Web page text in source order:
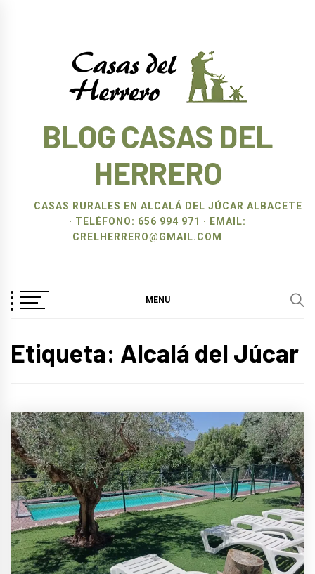
BLOG CASAS DEL
HERRERO
CASAS RURALES EN ALCALÁ DEL JÚCAR ALBACETE
· TELÉFONO: 656 994 971 · EMAIL:
CRELHERRERO@GMAIL.COM
MENU
Etiqueta: Alcalá del Júcar